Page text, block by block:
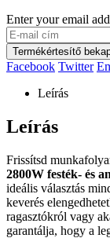
Enter your email
Termékértesítő
Facebook Twitter
Leírás
Leírás
Frissítsd
2800W festék- és
ideális választás
keverés
ragasztókról vagy
garantálja, hogy a